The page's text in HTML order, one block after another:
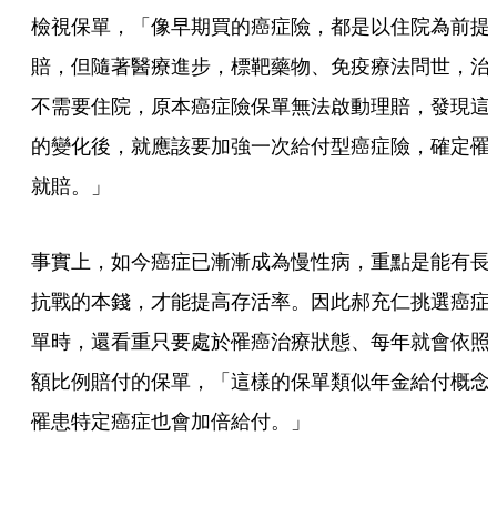
檢視保單，「像早期買的癌症險，都是以住院為前提
賠，但隨著醫療進步，標靶藥物、免疫療法問世，治
不需要住院，原本癌症險保單無法啟動理賠，發現這
的變化後，就應該要加強一次給付型癌症險，確定罹
就賠。」
事實上，如今癌症已漸漸成為慢性病，重點是能有長
抗戰的本錢，才能提高存活率。因此郝充仁挑選癌症
單時，還看重只要處於罹癌治療狀態、每年就會依照
額比例賠付的保單，「這樣的保單類似年金給付概念
罹患特定癌症也會加倍給付。」